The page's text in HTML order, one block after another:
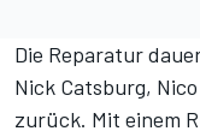
Die Reparatur
Nick Catsburg,
zurück. Mit einem